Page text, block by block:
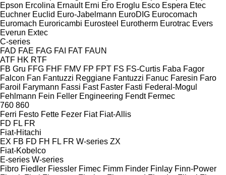
Epson Ercolina Ernault Erni Ero Eroglu Esco Espera Etec
Euchner Euclid Euro-Jabelmann EuroDIG Eurocomach
Euromach Euroricambi Eurosteel Eurotherm Eurotrac Evers
Everun Extec
C-series
FAD FAE FAG FAI FAT FAUN
ATF HK RTF
FB Gru FFG FHF FMV FP FPT FS FS-Curtis Faba Fagor
Falcon Fan Fantuzzi Reggiane Fantuzzi Fanuc Faresin Faro
Faroil
Farymann Fassi Fast Faster Fasti Federal-Mogul
Fehlmann Fein Feller Engineering Fendt Fermec
760 860
Ferri Festo Fette Fezer Fiat Fiat-Allis
FD FL FR
Fiat-Hitachi
EX FB FD FH FL FR W-series ZX
Fiat-Kobelco
E-series W-series
Fibro Fiedler Fiessler Fimec Fimm Finder Finlay Finn-Power